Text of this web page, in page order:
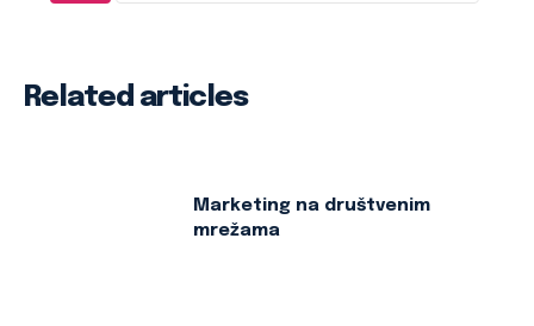
Related articles
Marketing na društvenim
mrežama